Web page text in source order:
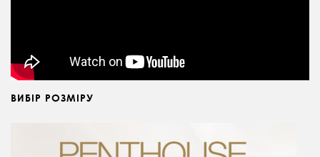
ВИБІР РОЗМІРУ